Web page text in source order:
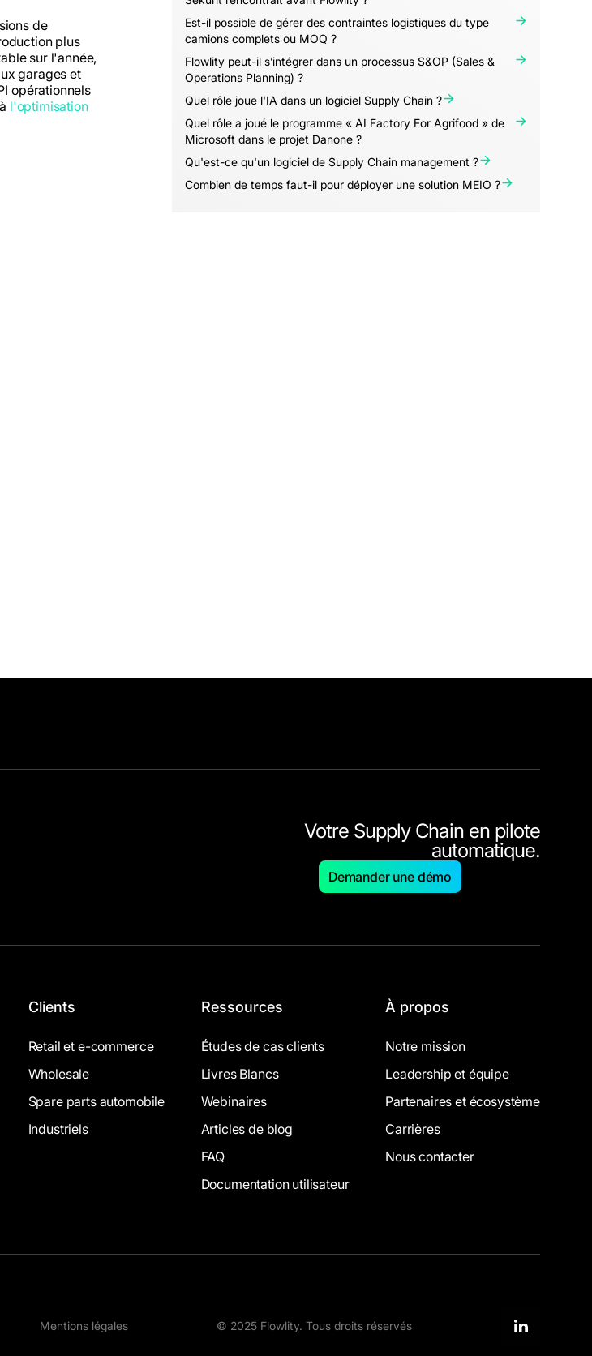
de
plus
sur l'année,
garages et
opérationnels
l'optimisation
Est-il possible de gérer des contraintes logistiques du type
camions complets ou MOQ ?
Flowlity peut-il s’intégrer dans un processus S&OP (Sales &
Operations Planning) ?
Quel rôle joue l'IA dans un logiciel Supply Chain ?
Quel rôle a joué le programme « AI Factory For Agrifood » de
Microsoft dans le projet Danone ?
Qu'est-ce qu'un logiciel de Supply Chain management ?
Combien de temps faut-il pour déployer une solution MEIO ?
Votre Supply Chain en pilote
automatique.
Demander une démo
Clients
Retail et e-commerce
Wholesale
Spare parts automobile
Industriels
Ressources
Études de cas clients
Livres Blancs
Webinaires
Articles de blog
FAQ
Documentation utilisateur
À propos
Notre mission
Leadership et équipe
Partenaires et écosystème
Carrières
Nous contacter
Mentions légales © 2025 Flowlity. Tous droits réservés